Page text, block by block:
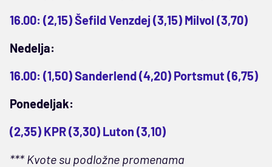
16.00: (2,15) Šefild Venzdej (3,15) Milvol (3,70)
Nedelja:
16.00: (1,50) Sanderlend (4,20) Portsmut (6,75)
Ponedeljak:
(2,35) KPR (3,30) Luton (3,10)
*** Kvote su podložne promenama